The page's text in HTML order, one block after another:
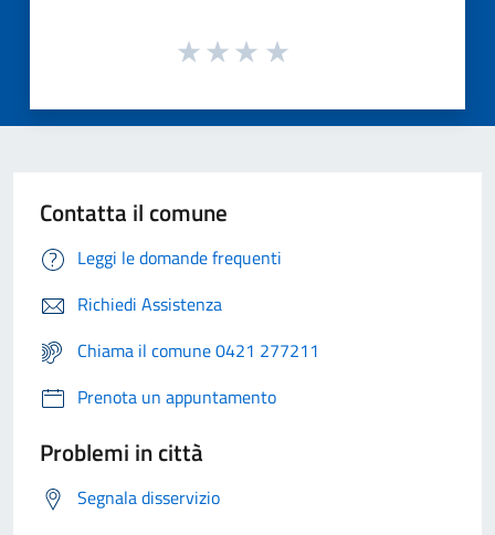
Contatta il comune
Leggi le domande frequenti
Richiedi Assistenza
Chiama il comune 0421 277211
Prenota un appuntamento
Problemi in città
Segnala disservizio